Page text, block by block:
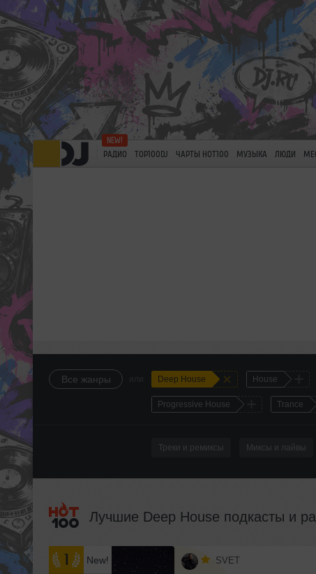
РАДИО TOP100DJ ЧАРТЫ HOT100 МУЗЫКА ЛЮДИ
Все жанры Deep House + House
Progressive House Trance
Треки и ремиксы Миксы и лайвы
Лучшие Deep House подкасты и
1 New! SVET